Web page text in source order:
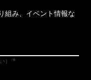
組み、イベント情報な